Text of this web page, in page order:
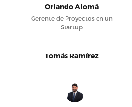
Orlando Alomá
Gerente de Proyectos en un
Startup
Tomás Ramírez